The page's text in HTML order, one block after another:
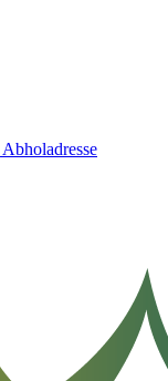
Abholadresse